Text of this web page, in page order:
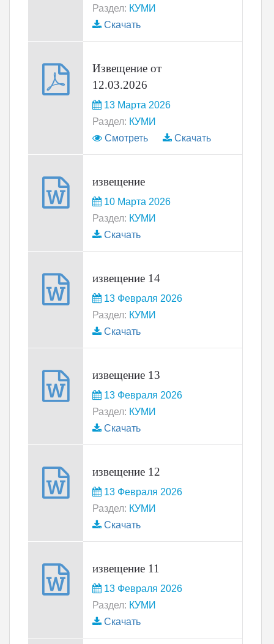
Раздел: КУМИ
Скачать
Извещение от
12.03.2026
13 Марта 2026
Раздел: КУМИ
Смотреть
Скачать
извещение
10 Марта 2026
Раздел: КУМИ
Скачать
извещение 14
13 Февраля 2026
Раздел: КУМИ
Скачать
извещение 13
13 Февраля 2026
Раздел: КУМИ
Скачать
извещение 12
13 Февраля 2026
Раздел: КУМИ
Скачать
извещение 11
13 Февраля 2026
Раздел: КУМИ
Скачать